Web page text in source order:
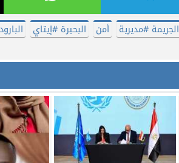
الجريمة #مديرية أمن البحيرة #إيتاي